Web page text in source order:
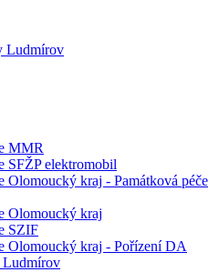
Ludmírov
MMR
SFŽP elektromobil
Olomoucký kraj - Památková péče
Olomoucký kraj
SZIF
Olomoucký kraj - Pořízení DA
Ludmírov